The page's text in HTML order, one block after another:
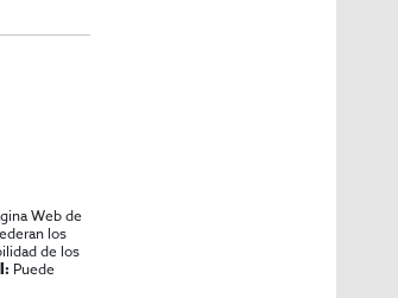
Web de
los
de los
Puede